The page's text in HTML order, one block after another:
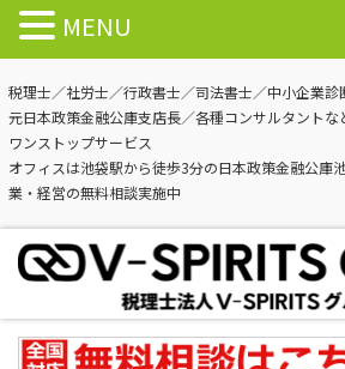
税理士／社労士／行政書士／司法書士／中小企業
元日本政策金融公庫支店長／各種コンサルタント
ワンストップサービス
オフィスは池袋駅から徒歩3分の日本政策金融公庫
業・経営の無料相談実施中
MENU